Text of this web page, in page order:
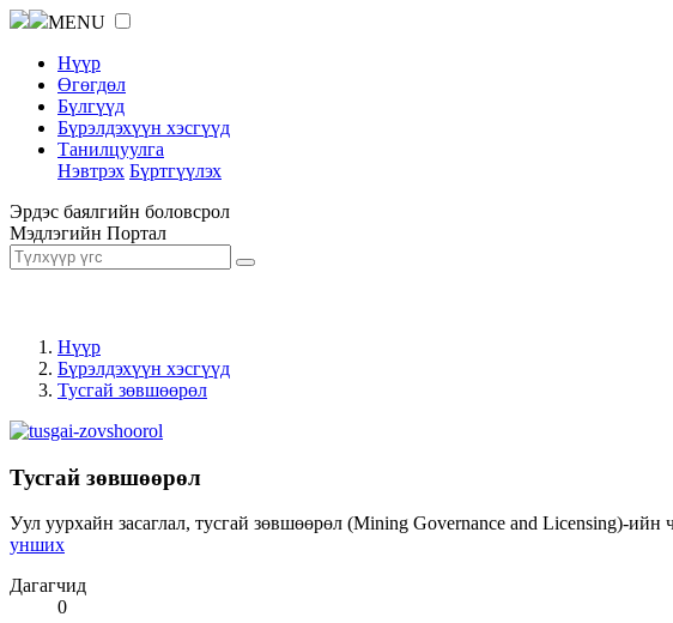
MENU
Нүүр
Өгөгдөл
Бүлгүүд
Бүрэлдэхүүн хэсгүүд
Танилцуулга
Нэвтрэх Бүртгүүлэх
Эрдэс баялгийн боловсрол
Мэдлэгийн Портал
Нүүр
Бүрэлдэхүүн хэсгүүд
Тусгай зөвшөөрөл
Тусгай зөвшөөрөл
Уул уурхайн засаглал, тусгай зөвшөөрөл (Mining Governance and Licensing)-ийн
унших
Дагагчид
0